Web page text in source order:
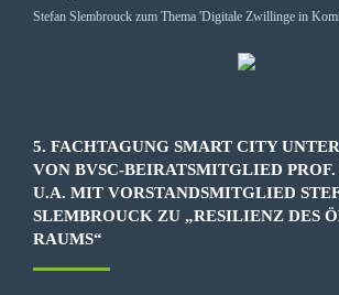
5. FACHTAGUNG SMART CITY
VON BVSC-BEIRATSMITGLIED
U.A. MIT VORSTANDSMITGLIED
SLEMBROUCK ZU „RESILIENZ DES
RAUMS“